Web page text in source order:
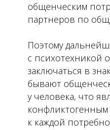
общенческим
партнеров по
Поэтому
с психотехникой
заключаться в
бывают
у человека, что
к каждой